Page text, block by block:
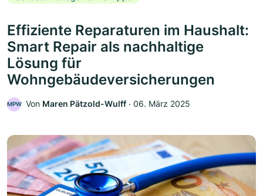
Effiziente Reparaturen im Haushalt:
Smart Repair als nachhaltige
Lösung für
Wohngebäudeversicherungen
MPW Von Maren Pätzold-Wulff ‧ 06. März 2025